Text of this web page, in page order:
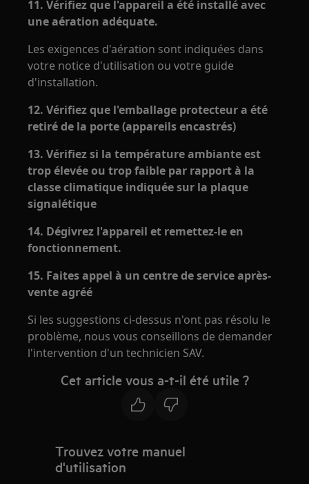
11. Vérifiez que l'appareil a été installé avec
une aération adéquate.
Les exigences d'aération sont indiquées dans
votre notice d'utilisation ou votre guide
d'installation.
12. Vérifiez que l'emballage protecteur a été
retiré de la porte (appareils encastrés)
13. Vérifiez si la température ambiante est
trop élevée ou trop faible par rapport à la
classe climatique indiquée sur la plaque
signalétique
14. Dégivrez l'appareil et remettez-le en
fonctionnement.
15. Faites appel à un centre de service après-
vente agréé
Si les suggestions ci-dessus n'ont pas résolu le
problème, nous vous conseillons de demander
l'intervention d'un technicien SAV.
Cet article vous a-t-il été utile ?
Trouvez votre manuel
d'utilisation